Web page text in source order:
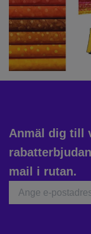
Anmäl dig till
mail i rutan.